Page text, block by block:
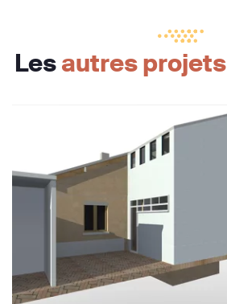
Lesautres projets